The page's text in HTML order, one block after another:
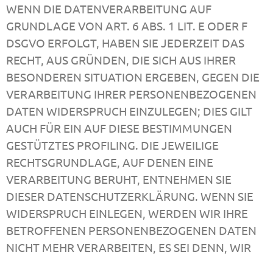
WENN DIE DATENVERARBEITUNG AUF
GRUNDLAGE VON ART. 6 ABS. 1 LIT. E ODER F
DSGVO ERFOLGT, HABEN SIE JEDERZEIT DAS
RECHT, AUS GRÜNDEN, DIE SICH AUS IHRER
BESONDEREN SITUATION ERGEBEN, GEGEN DIE
VERARBEITUNG IHRER PERSONENBEZOGENEN
DATEN WIDERSPRUCH EINZULEGEN; DIES GILT
AUCH FÜR EIN AUF DIESE BESTIMMUNGEN
GESTÜTZTES PROFILING. DIE JEWEILIGE
RECHTSGRUNDLAGE, AUF DENEN EINE
VERARBEITUNG BERUHT, ENTNEHMEN SIE
DIESER DATENSCHUTZERKLÄRUNG. WENN SIE
WIDERSPRUCH EINLEGEN, WERDEN WIR IHRE
BETROFFENEN PERSONENBEZOGENEN DATEN
NICHT MEHR VERARBEITEN, ES SEI DENN, WIR